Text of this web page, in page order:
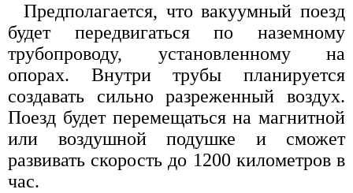
Предполагается, что вакуумный поезд
будет передвигаться по наземному
трубопроводу, установленному на
опорах. Внутри трубы планируется
создавать сильно разреженный воздух.
Поезд будет перемещаться на магнитной
или воздушной подушке и сможет
развивать скорость до 1200 километров в
час.